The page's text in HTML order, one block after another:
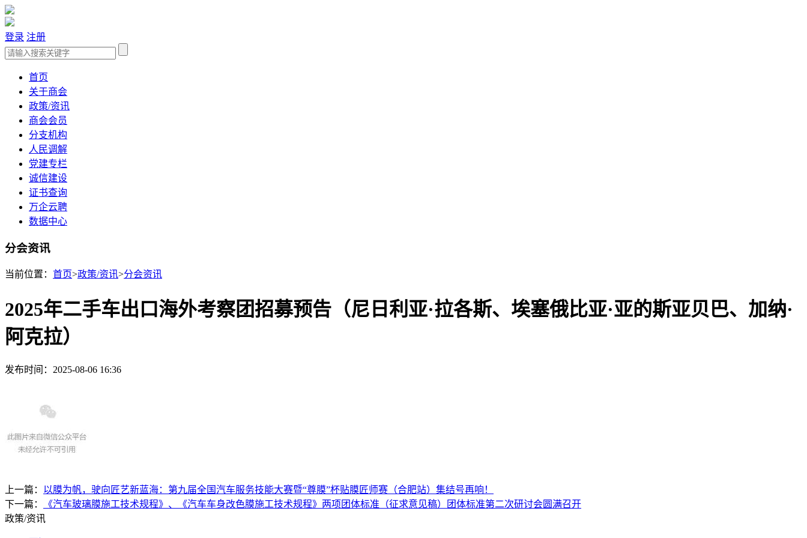
登录 注册
首页
关于商会
政策/资讯
商会会员
分支机构
人民调解
党建专栏
诚信建设
证书查询
万企云聘
数据中心
分会资讯
当前位置： 首页>政策/资讯>分会资讯
2025年二手车出口海外考察团招募预告（尼日利亚·拉各斯、埃塞俄比亚·亚的斯亚贝巴、加纳·
阿克拉）
发布时间：2025-08-06 16:36
上一篇： 以膜为帆，驶向匠艺新蓝海：第九届全国汽车服务技能大赛暨“尊膜”杯贴膜匠师赛（合肥站）集结号再响！
下一篇：
《汽车玻璃膜施工技术规程》、《汽车车身改色膜施工技术规程》两项团体标准（征求意见稿）团体标准第二次研讨会圆满召开
政策/资讯